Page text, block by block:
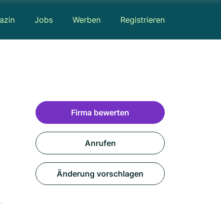
Jobs Werben Registrieren
Firma bewerten
Anrufen
Änderung vorschlagen